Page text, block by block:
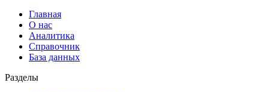
Главная
О нас
Аналитика
Справочник
База данных
Разделы